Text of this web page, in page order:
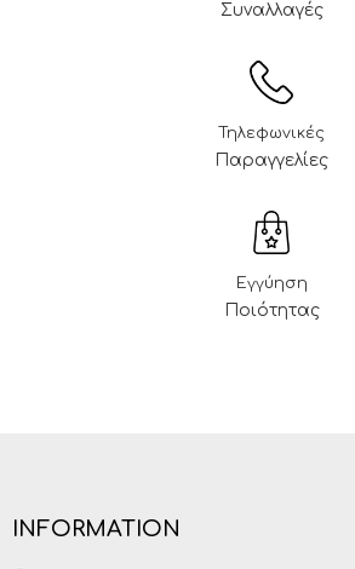
Συναλλαγές
Τηλεφωνικές
Παραγγελίες
Εγγύηση
Ποιότητας
INFORMATION